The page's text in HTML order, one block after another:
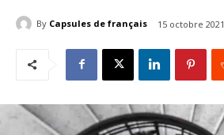
By Capsules de français 15 octobre 2021